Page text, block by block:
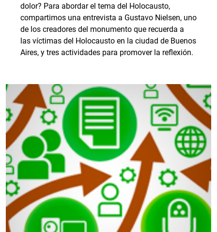
dolor? Para abordar el tema del Holocausto,
compartimos una entrevista a Gustavo Nielsen, uno
de los creadores del monumento que recuerda a
las víctimas del Holocausto en la ciudad de Buenos
Aires, y tres actividades para promover la reflexión.